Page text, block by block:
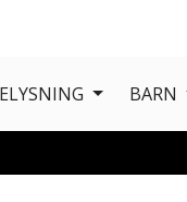
BARN